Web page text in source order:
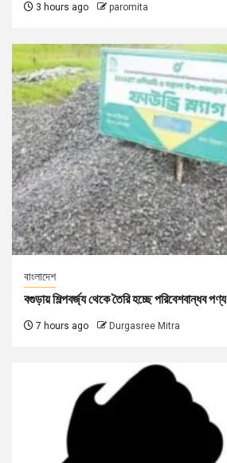
3 hours ago paromita
বাংলাদেশ
বগুড়ায় শিল্পবর্জ্য থেকে তৈরি হচ্ছে পরিবেশবান্ধব পণ্য
7 hours ago Durgasree Mitra